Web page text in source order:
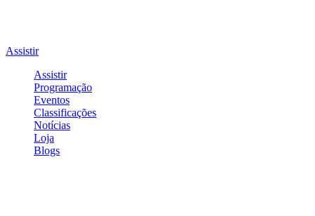
Assistir
Assistir
Programação
Eventos
Classificações
Notícias
Loja
Blogs